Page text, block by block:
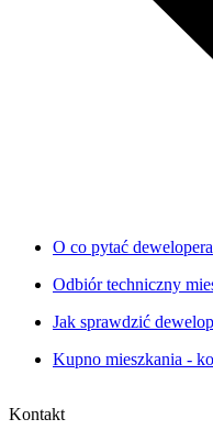
O co pytać dewelopera
Odbiór techniczny
Jak sprawdzić
Kupno mieszkania -
Kontakt